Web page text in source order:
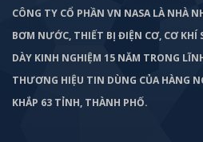
CÔNG TY CỔ PHẦN VN NASA LÀ NHÀ
BƠM NƯỚC, THIẾT BỊ ĐIỆN CƠ, CƠ KHÍ
DÀY KINH NGHIỆM 15 NĂM TRONG
THƯƠNG HIỆU TIN DÙNG CỦA HÀNG
KHẮP 63 TỈNH, THÀNH PHỐ.